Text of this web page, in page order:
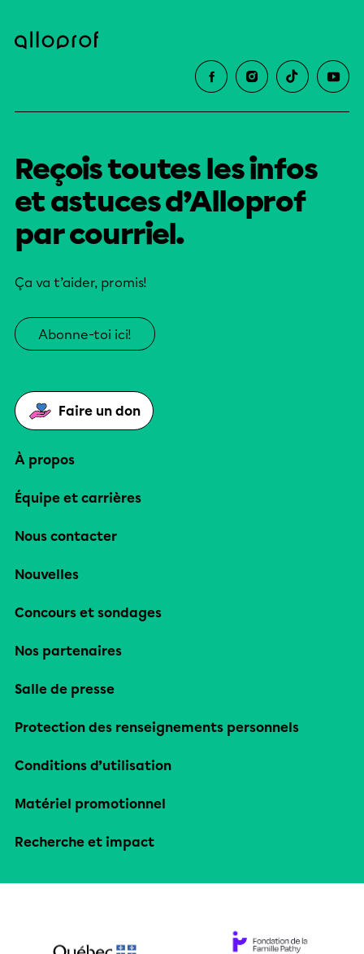
Reçois toutes les infos
et astuces d’Alloprof
par courriel.
Ça va t’aider, promis!
Abonne-toi ici!
Faire un don
À propos
Équipe et carrières
Nous contacter
Nouvelles
Concours et sondages
Nos partenaires
Salle de presse
Protection des renseignements personnels
Conditions d’utilisation
Matériel promotionnel
Recherche et impact